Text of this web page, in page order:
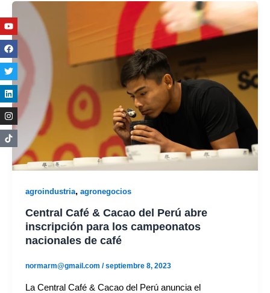
agroindustria, agronegocios
Central Café & Cacao del Perú abre
inscripción para los campeonatos
nacionales de café
normarm@gmail.com /septiembre 8, 2023
La Central Café & Cacao del Perú anuncia el
Youtube
Facebook
Twitter
Linkedin
Instagram